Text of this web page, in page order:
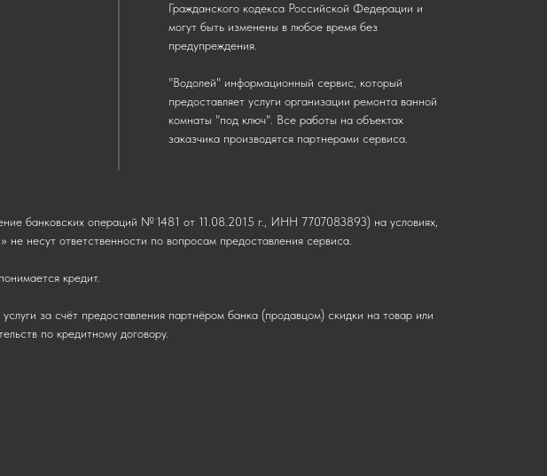
Гражданского кодекса Российской Федерации и
могут быть изменены в любое время без
предупреждения.
"Водолей" информационный сервис, который
предоставляет услуги организации ремонта ванной
комнаты "под ключ". Все работы на объектах
заказчика производятся партнерами сервиса.
банковских операций № 1481 от 11.08.2015 г., ИНН 7707083893) на условиях,
ответственности по вопросам предоставления сервиса.
кредит.
за счёт предоставления партнёром банка (продавцом) скидки на товар или
по кредитному договору.